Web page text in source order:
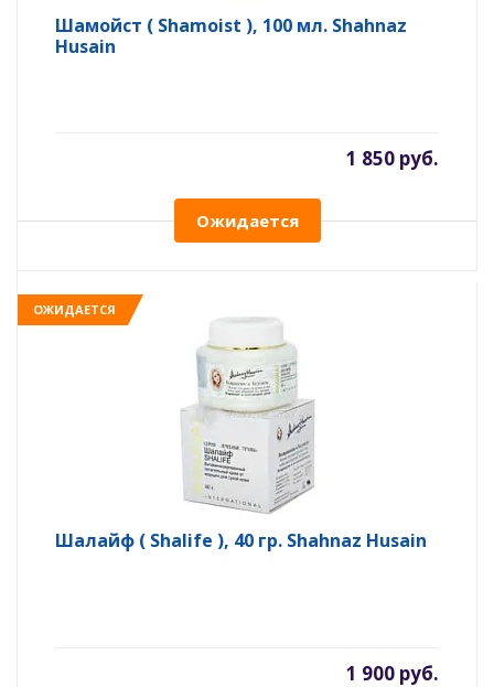
Шамойст ( Shamoist ), 100 мл. Shahnaz
Husain
1 850 руб.
Ожидается
ОЖИДАЕТСЯ
Шалайф ( Shalife ), 40 гр. Shahnaz Husain
1 900 руб.